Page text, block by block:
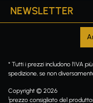
NEWSLETTER
* Tutti i prezzi includono l'IVA più
spedizione, se non
Copyright © 2026
1prezzo consigliato del